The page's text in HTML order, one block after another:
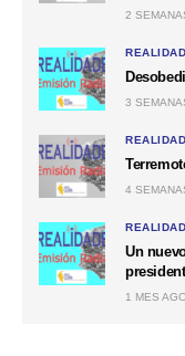
2
3
4
Un
1 MES